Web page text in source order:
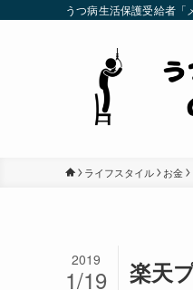
うつ病生活保護受給者「
ライフスタイル お金
楽天
2019
1/19